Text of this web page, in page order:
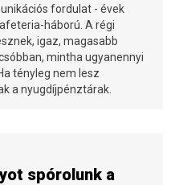
fordulat - évek
háború. A régi
igaz, magasabb
mintha ugyanennyi
tényleg nem lesz
a nyugdíjpénztárak.
spórolunk a